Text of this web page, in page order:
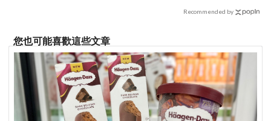
Recommended by
您也可能喜歡這些文章